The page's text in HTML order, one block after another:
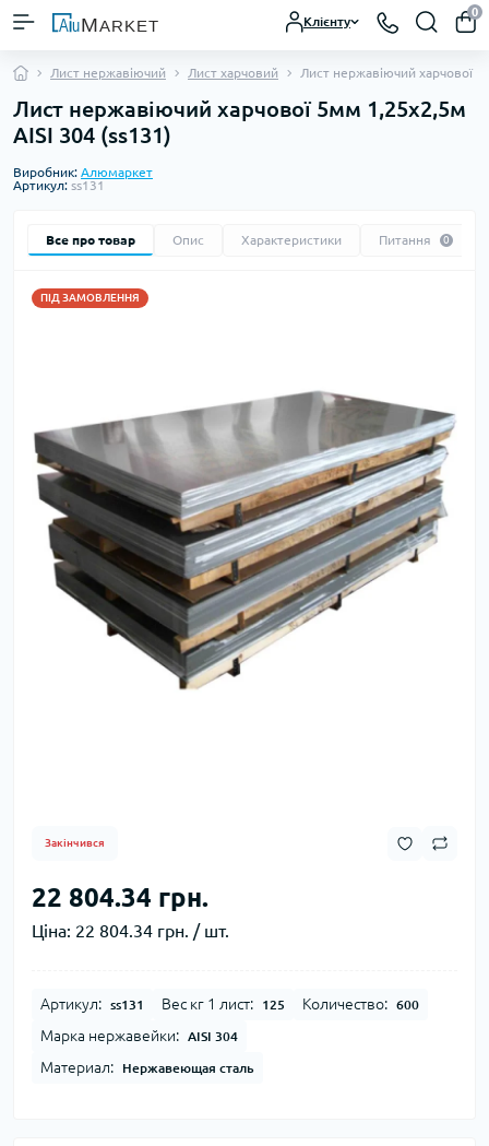
Клієнту
0
Лист нержавіючий Лист харчовий Лист нержавіючий харчової
Лист нержавіючий харчової 5мм 1,25х2,5м
AISI 304 (ss131)
Виробник: Алюмаркет
Артикул: ss131
Все про товар Опис Характеристики Питання 0
ПІД ЗАМОВЛЕННЯ
Закінчився
22 804.34 грн.
Ціна: 22 804.34 грн. / шт.
Артикул: ss131 Вес кг 1 лист: 125 Количество: 600
Марка нержавейки: AISI 304
Материал: Нержавеющая сталь